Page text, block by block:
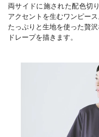
両サイドに施された配色切
アクセントを生むワンピース
たっぷりと生地を使った贅
ドレープを描きます。